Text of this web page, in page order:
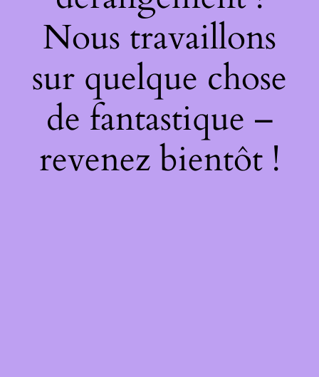
Nous travaillons
sur quelque chose
de fantastique –
revenez bientôt !